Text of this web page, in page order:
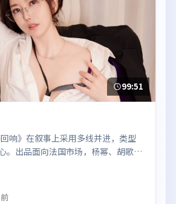
99:51
响》在叙事上采用多线并进，类型
。出品面向法国市场，杨幂、胡歌、
饰角色推动关键反转，结尾留白引发